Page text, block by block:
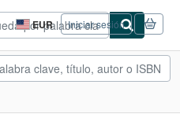
EUR
Preferencias
de
compra
del
Iniciar sesión